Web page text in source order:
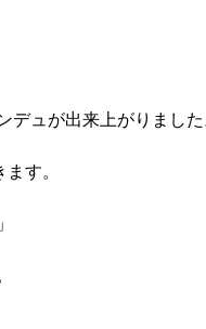
デュが出来上がりまし
す。